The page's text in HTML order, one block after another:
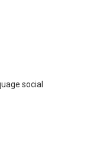
social